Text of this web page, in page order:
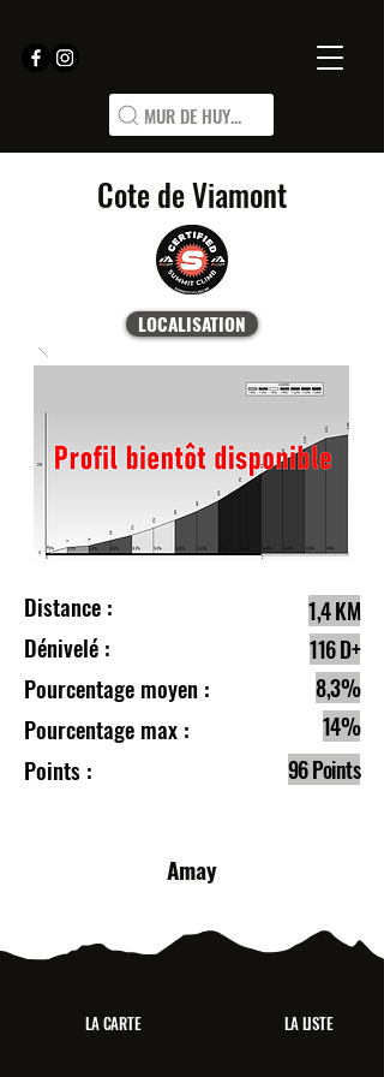
MUR DE HUY...
Cote de Viamont
LOCALISATION
Distance :
Dénivelé :
Pourcentage moyen :
Pourcentage max :
Points :
1,4 KM
116 D+
8,3%
14%
96 Points
Amay
LA CARTE LA LISTE